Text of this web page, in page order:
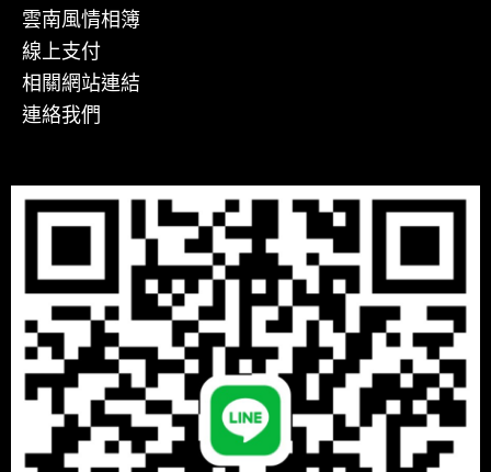
雲南風情相簿
線上支付
相關網站連結
連絡我們